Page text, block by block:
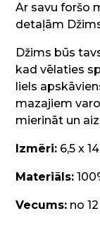
Ar savu foršo
detaļām
Džims būs
kad vēlaties
liels
mazajiem
mierināt un
Izmēri: 6,5 x
Materiāls:
Vecums: no